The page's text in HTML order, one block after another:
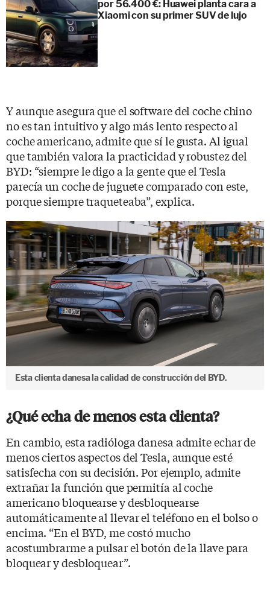
por 56.400 €: Huawei planta cara a
Xiaomi con su primer SUV de lujo
Y aunque asegura que el software del coche chino
no es tan intuitivo y algo más lento respecto al
coche americano, admite que sí le gusta. Al igual
que también valora la practicidad y robustez del
BYD: “siempre le digo a la gente que el Tesla
parecía un coche de juguete comparado con este,
porque siempre traqueteaba”, explica.
Esta clienta danesa la calidad de construcción del BYD.
¿Qué echa de menos esta clienta?
En cambio, esta radióloga danesa admite echar de
menos ciertos aspectos del Tesla, aunque esté
satisfecha con su decisión. Por ejemplo, admite
extrañar la función que permitía al coche
americano bloquearse y desbloquearse
automáticamente al llevar el teléfono en el bolso o
encima. “En el BYD, me costó mucho
acostumbrarme a pulsar el botón de la llave para
bloquear y desbloquear”.